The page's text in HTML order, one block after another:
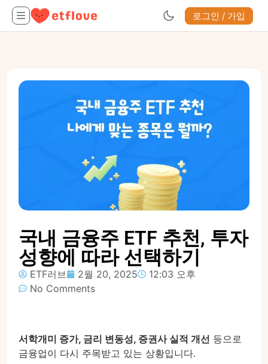
로그인 / 가입
국내 금융주 ETF 추천, 투자
성향에 따라 선택하기
ETF러브 2월 20, 2025
12:03 오후
No Comments
서학개미 증가, 금리 변동성, 증권사 실적 개선 등으로
금융업이 다시 주목받고 있는 상황입니다.